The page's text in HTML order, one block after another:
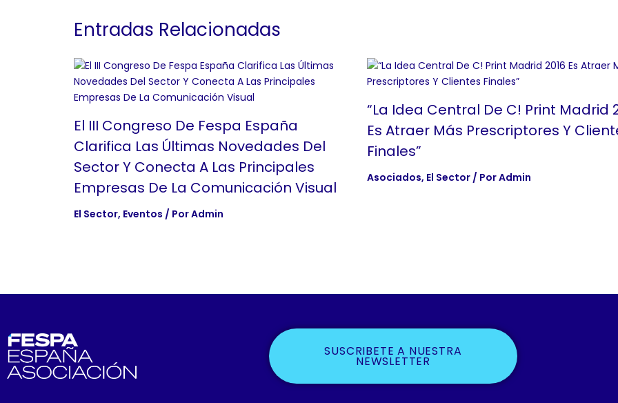
Entradas Relacionadas
El III Congreso De Fespa España
Clarifica Las Últimas Novedades Del
Sector Y Conecta A Las Principales
Empresas De La Comunicación Visual
El Sector, Eventos / PorAdmin
“La Idea Central De C! Print Madrid
Es Atraer Más Prescriptores Y
Finales”
Asociados, El Sector / PorAdmin
SUSCRIBETE A NUESTRA
NEWSLETTER